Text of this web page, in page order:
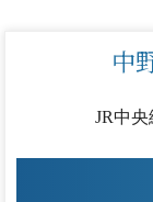
中
JR中